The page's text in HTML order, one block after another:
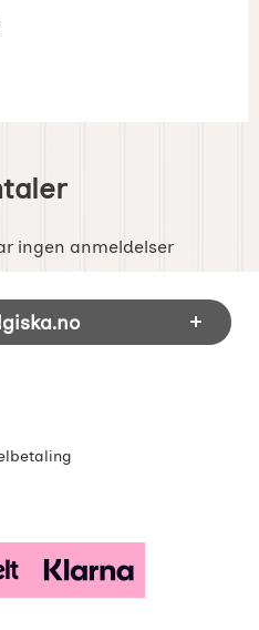
ingen anmeldelser
informasjon og